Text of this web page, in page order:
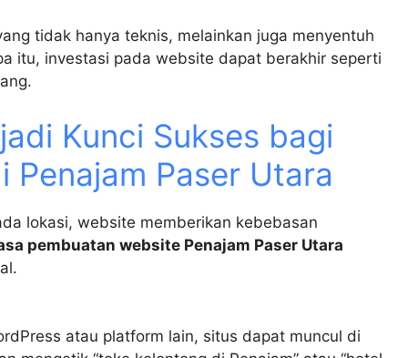
tidak hanya teknis, melainkan juga menyentuh
itu, investasi pada website dapat berakhir seperti
Kunci Sukses bagi
Penajam Paser Utara
lokasi, website memberikan kebebasan
pembuatan website Penajam Paser Utara
atau platform lain, situs dapat muncul di